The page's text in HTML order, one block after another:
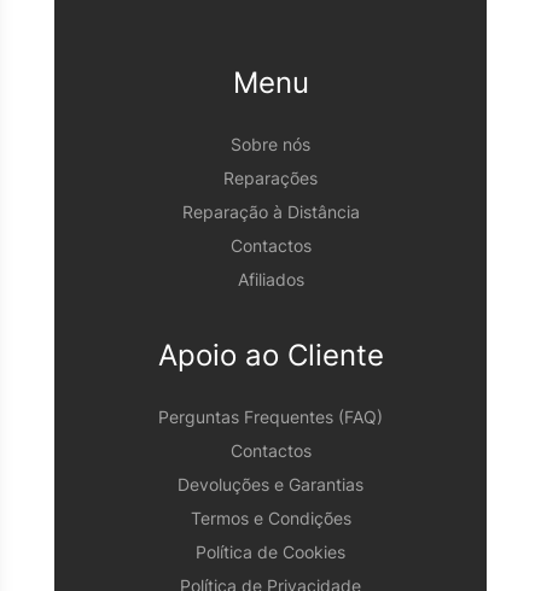
Menu
Sobre nós
Reparações
Reparação à Distância
Contactos
Afiliados
Apoio ao Cliente
Perguntas Frequentes (FAQ)
Contactos
Devoluções e Garantias
Termos e Condições
Política de Cookies
Política de Privacidade